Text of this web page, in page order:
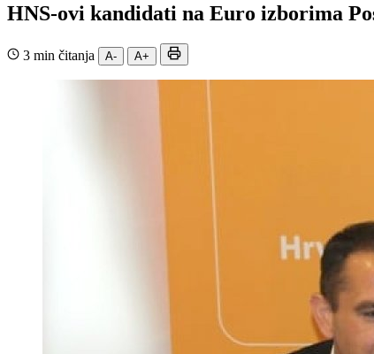
HNS-ovi kandidati na Euro izborima
3 min čitanja A- A+